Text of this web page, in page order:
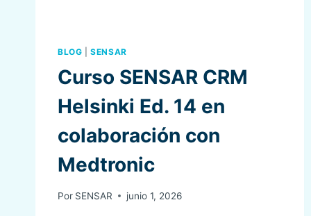
BLOG |SENSAR
Curso SENSAR CRM
Helsinki Ed. 14 en
colaboración con
Medtronic
Por SENSAR junio 1, 2026